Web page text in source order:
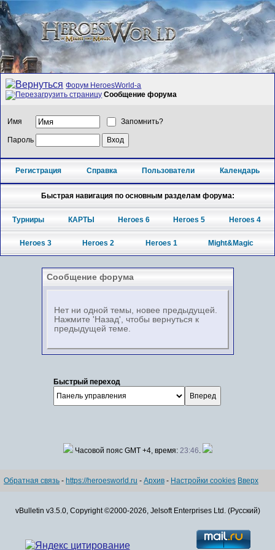
Форум HeroesWorld-а
Сообщение форума
Имя Запомнить?
Пароль
Регистрация Справка Пользователи Календарь
Быстрая навигация по основным разделам форума:
Турниры КАРТЫ Heroes 6 Heroes 5 Heroes 4
Heroes 3 Heroes 2 Heroes 1 Might&Magic
Сообщение форума
Нет ни одной темы, новее предыдущей.
Нажмите 'Назад', чтобы вернуться к
предыдущей теме.
Быстрый переход
Часовой пояс GMT +4, время: 23:46.
Обратная связь - https://heroesworld.ru - Архив - Настройки cookies Вверх
vBulletin v3.5.0, Copyright ©2000-2026, Jelsoft Enterprises Ltd. (Русский)